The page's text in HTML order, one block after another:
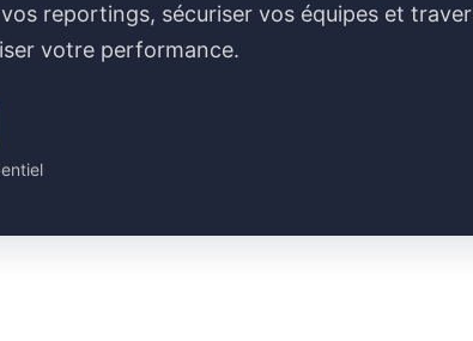
reportings, sécuriser vos équipes et
votre performance.